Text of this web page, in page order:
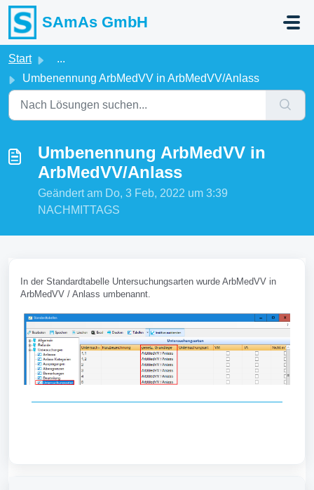
Zum hauptsächlichen Inhalt gehen
SAmAs GmbH
Start
...
Umbenennung ArbMedVV in ArbMedVV/Anlass
Umbenennung ArbMedVV in
ArbMedVV/Anlass
Geändert am Do, 3 Feb, 2022 um 3:39
NACHMITTAGS
In der Standardtabelle Untersuchungsarten wurde ArbMedVV in
ArbMedVV / Anlass umbenannt.